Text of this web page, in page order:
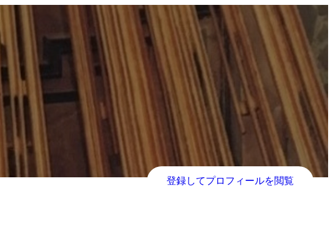
登録してプロフィールを閲覧